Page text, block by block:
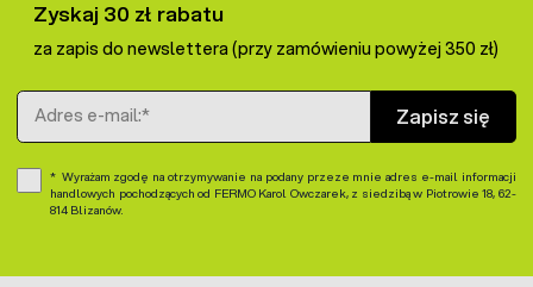
Zyskaj 30 zł rabatu
za zapis do newslettera (przy zamówieniu powyżej 350 zł)
Adres e-mail
Zapisz się
Wyrażam zgodę na otrzymywanie na podany przeze mnie adres e-mail informacji
handlowych pochodzących od FERMO Karol Owczarek, z siedzibą w Piotrowie 18, 62-
814 Blizanów.